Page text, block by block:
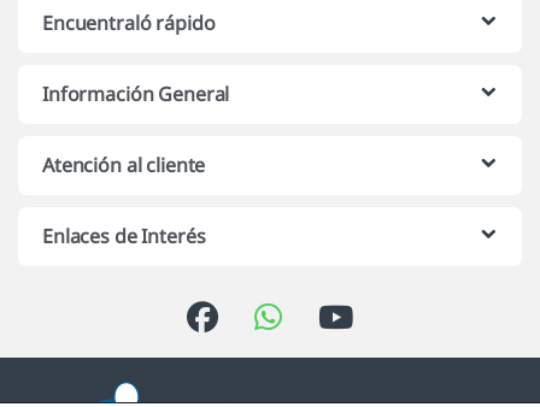
Encuentraló rápido
Información General
Atención al cliente
Enlaces de Interés